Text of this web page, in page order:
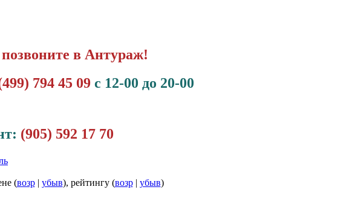
в Антураж!
794 45 09 с 12-00 до 20-00
(905) 592 17 70
(возр| убыв), рейтингу (возр| убыв)